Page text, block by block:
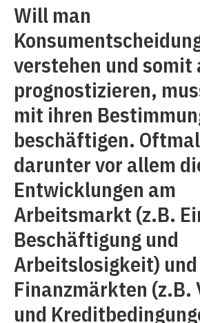
Will man
verstehen und somit
prognostizieren,
mit ihren
beschäftigen.
darunter vor allem
Entwicklungen am
Arbeitsmarkt (z.B.
Beschäftigung und
Arbeitslosigkeit) und
Finanzmärkten (z.B.
und